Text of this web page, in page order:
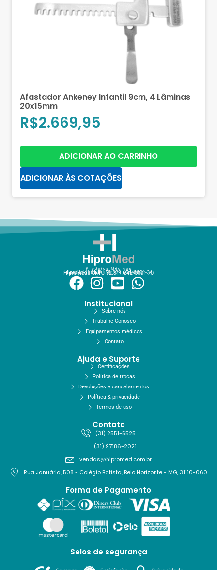
Afastador Ankeney Infantil 9cm, 4 Lâminas
20x15mm
R$2.669,95
ADICIONAR AO CARRINHO
ADICIONAR ÀS COTAÇÕES
Hiprolink | CNPJ 59.229.654/0001-34
Hipromed | CNPJ 32.311.246/0001-70
Institucional
Sobre nós
Trabalhe Conosco
Equipamentos médicos
Contato
Ajuda e Suporte
Certificações
Política de trocas
Devoluções e cancelamentos
Política & privacidade
Termos de uso
Contato
(31) 2551-5525
(31) 97186-2021
vendas@hipromed.com.br
Rua Januária, 508 - Colégio Batista, Belo Horizonte - MG, 31110-060
Forma de Pagamento
Selos de segurança